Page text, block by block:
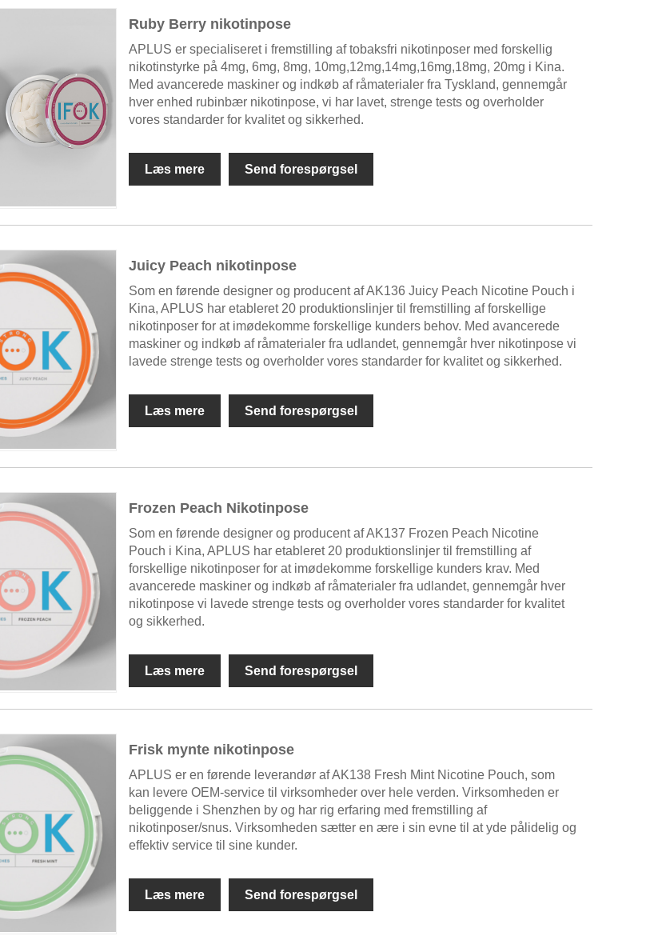
Ruby Berry nikotinpose
APLUS er specialiseret i fremstilling af tobaksfri nikotinposer med forskellig
nikotinstyrke på 4mg, 6mg, 8mg, 10mg,12mg,14mg,16mg,18mg, 20mg i Kina.
Med avancerede maskiner og indkøb af råmaterialer fra Tyskland, gennemgår
hver enhed rubinbær nikotinpose, vi har lavet, strenge tests og overholder
vores standarder for kvalitet og sikkerhed.
Læs mere Send forespørgsel
Juicy Peach nikotinpose
Som en førende designer og producent af AK136 Juicy Peach Nicotine Pouch i
Kina, APLUS har etableret 20 produktionslinjer til fremstilling af forskellige
nikotinposer for at imødekomme forskellige kunders behov. Med avancerede
maskiner og indkøb af råmaterialer fra udlandet, gennemgår hver nikotinpose vi
lavede strenge tests og overholder vores standarder for kvalitet og sikkerhed.
Læs mere Send forespørgsel
Frozen Peach Nikotinpose
Som en førende designer og producent af AK137 Frozen Peach Nicotine
Pouch i Kina, APLUS har etableret 20 produktionslinjer til fremstilling af
forskellige nikotinposer for at imødekomme forskellige kunders krav. Med
avancerede maskiner og indkøb af råmaterialer fra udlandet, gennemgår hver
nikotinpose vi lavede strenge tests og overholder vores standarder for kvalitet
og sikkerhed.
Læs mere Send forespørgsel
Frisk mynte nikotinpose
APLUS er en førende leverandør af AK138 Fresh Mint Nicotine Pouch, som
kan levere OEM-service til virksomheder over hele verden. Virksomheden er
beliggende i Shenzhen by og har rig erfaring med fremstilling af
nikotinposer/snus. Virksomheden sætter en ære i sin evne til at yde pålidelig og
effektiv service til sine kunder.
Læs mere Send forespørgsel